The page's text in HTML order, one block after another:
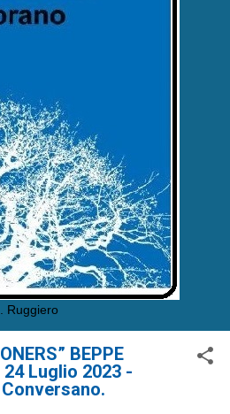
Ruggiero
BEPPE
24 Luglio 2023 -